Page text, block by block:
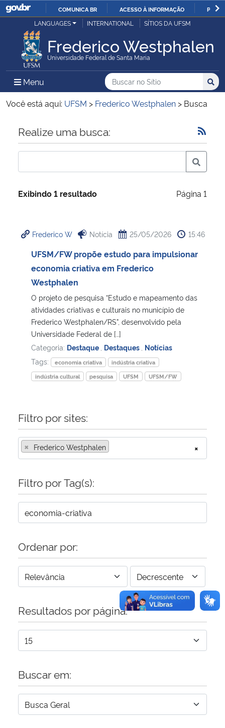
IR
O
COMUNICA BR ACESSO À INFORMAÇÃO
Ministério da Justiça e Segurança Pública
Ministério da Defesa
Ministério das Relações Exteriores
Ministério da Economia
Ministério da Infraestrutura
Ministério da Cidadania
Ministério de Minas e Energia
Ministério da Ciência, Tecnologia, Inovações e Comunicações
Ministério do Turismo
Controladoria-Geral da União
Ministério da Mulher, da Família e dos Direitos Humanos
Secretaria de Governo
Advocacia-Geral da União
Banco Central do Brasil
Planalto
LANGUAGES INTERNATIONAL SÍTIOS DA UFSM
Frederico Westphalen
Universidade Federal de Santa Maria
Menu Menu Principal do Sítio
Busca
Buscar no no Sítio
Busca:
Você está aqui: UFSM > Frederico Westphalen > Busca
Início do conteúdo
Realize uma busca:
Exibindo 1 resultado Página 1
Frederico W Notícia 25/05/2026 15:46
UFSM/FW propõe estudo para impulsionar
economia criativa em Frederico
Westphalen
O projeto de pesquisa “Estudo e mapeamento das
atividades criativas e culturais no município de
Frederico Westphalen/RS”, desenvolvido pela
Universidade Federal de […]
Categoria: Destaque Destaques Notícias
Tags:
economia criativa
indústria criativa
indústria cultural
pesquisa UFSM UFSM/FW
Filtro por sites:
×
× Frederico Westphalen
Filtro por Tag(s):
Ordenar por:
Resultados por página:
Buscar em: